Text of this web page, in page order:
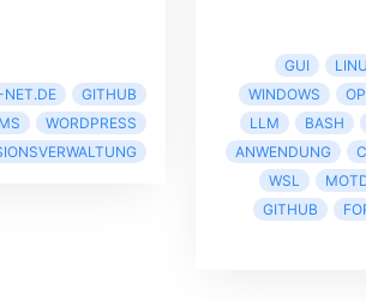
GITHUB
WORDPRESS
GUI
WINDOWS
LLM
BASH
ANWENDUNG
C
WSL
GITHUB